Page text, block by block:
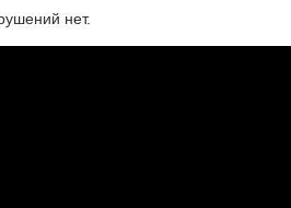
нет.